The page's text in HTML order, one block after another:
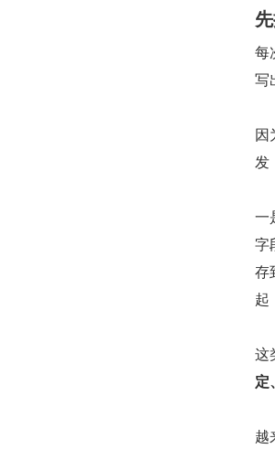
每
写
因
发
一
字
存
起
这
定
越